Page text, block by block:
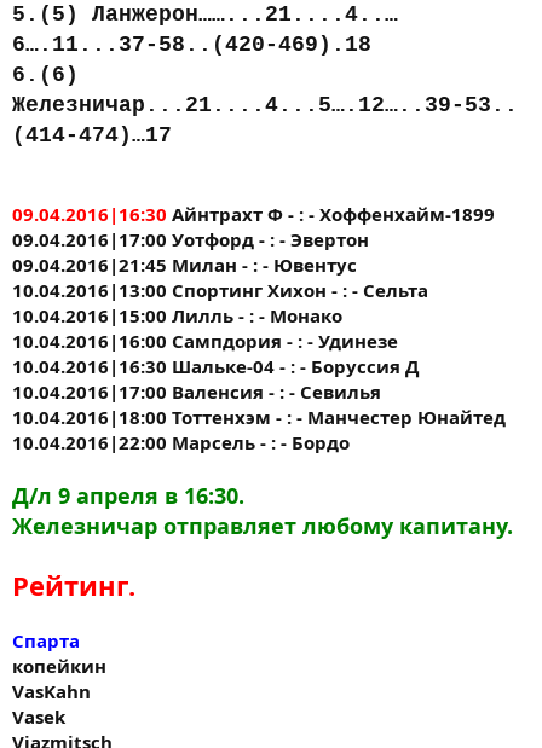
5.(5) Ланжерон……...21....4..…
6….11...37-58..(420-469).18
6.(6)
Железничар...21....4...5….12…..39-53..
(414-474)…17
09.04.2016|16:30 Айнтрахт Ф - : - Хоффенхайм-1899
09.04.2016|17:00 Уотфорд - : - Эвертон
09.04.2016|21:45 Милан - : - Ювентус
10.04.2016|13:00 Спортинг Хихон - : - Сельта
10.04.2016|15:00 Лилль - : - Монако
10.04.2016|16:00 Сампдория - : - Удинезе
10.04.2016|16:30 Шальке-04 - : - Боруссия Д
10.04.2016|17:00 Валенсия - : - Севилья
10.04.2016|18:00 Тоттенхэм - : - Манчестер Юнайтед
10.04.2016|22:00 Марсель - : - Бордо
Д/л 9 апреля в 16:30.
Железничар отправляет любому капитану.
Рейтинг.
Спарта
копейкин
VasKahn
Vasek
Vjazmitsch